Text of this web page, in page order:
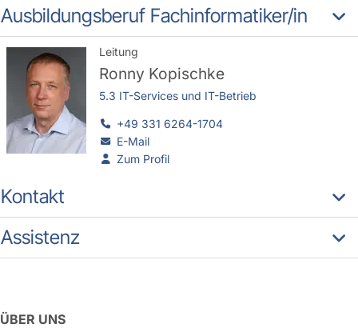
Ausbildungsberuf Fachinformatiker/in
Leitung
Ronny Kopischke
5.3 IT-Services und IT-Betrieb
+49 331 6264-1704
E-Mail
Zum Profil
Kontakt
Assistenz
ÜBER UNS